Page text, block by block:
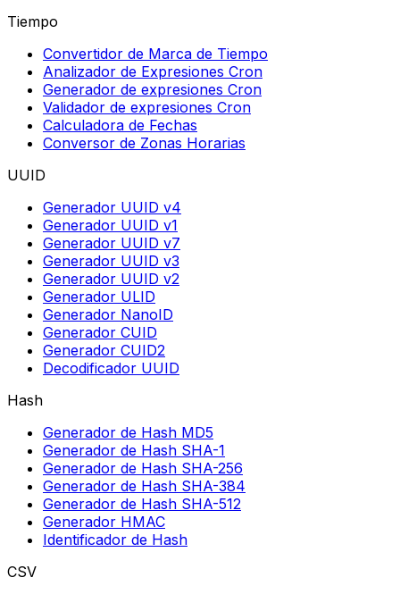
Tiempo
Convertidor de Marca de Tiempo
Analizador de Expresiones Cron
Generador de expresiones Cron
Validador de expresiones Cron
Calculadora de Fechas
Conversor de Zonas Horarias
UUID
Generador UUID v4
Generador UUID v1
Generador UUID v7
Generador UUID v3
Generador UUID v2
Generador ULID
Generador NanoID
Generador CUID
Generador CUID2
Decodificador UUID
Hash
Generador de Hash MD5
Generador de Hash SHA-1
Generador de Hash SHA-256
Generador de Hash SHA-384
Generador de Hash SHA-512
Generador HMAC
Identificador de Hash
CSV